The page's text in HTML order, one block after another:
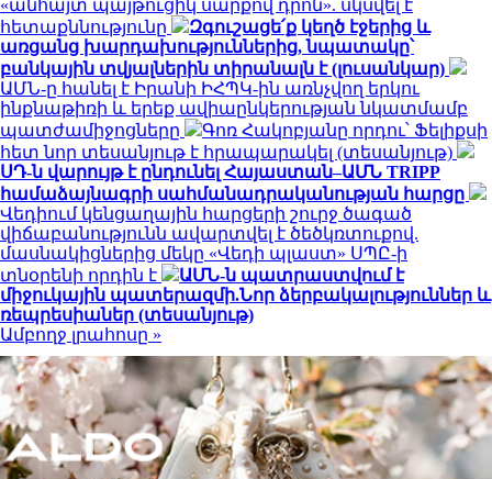
«անհայտ պայթուցիկ սարքով դրոն». սկսվել է
հետաքննությունը
Զգուշացե՛ք կեղծ էջերից և
առցանց խարդախություններից, նպատակը՝
բանկային տվյալներին տիրանալն է (լուսանկար)
ԱՄՆ-ը հանել է Իրանի ԻՀՊԿ-ին առնչվող երկու
ինքնաթիռի և երեք ավիաընկերության նկատմամբ
պատժամիջոցները
Գոռ Հակոբյանը որդու՝ Ֆելիքսի
հետ նոր տեսանյութ է հրապարակել (տեսանյութ)
ՍԴ-ն վարույթ է ընդունել Հայաստան–ԱՄՆ TRIPP
համաձայնագրի սահմանադրականության հարցը
Վեդիում կենցաղային հարցերի շուրջ ծագած
վիճաբանությունն ավարտվել է ծեծկռտուքով.
մասնակիցներից մեկը «Վեդի պլաստ» ՍՊԸ-ի
տնօրենի որդին է
ԱՄՆ-ն պատրաստվում է
միջուկային պատերազմի.Նոր ձերբակալություններ և
ռեպրեսիաներ (տեսանյութ)
Ամբողջ լրահոսը »